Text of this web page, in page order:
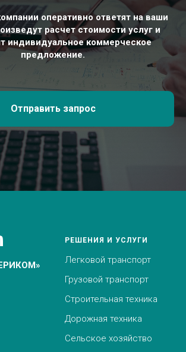
оперативно ответят на ваши
расчет стоимости услуг и
индивидуальное коммерческое
предложение.
Отправить запрос
РЕШЕНИЯ И УСЛУГИ
Легковой транспорт
Грузовой транспорт
Строительная техника
Дорожная техника
Сельское хозяйство